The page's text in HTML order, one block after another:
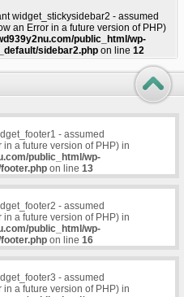
widget_stickysidebar2 - assumed
an Error in a future version of PHP)
public_html/wp-
sidebar2.phpon line 12
- assumed
a future version of PHP) in
public_html/wp-
on line 13
- assumed
a future version of PHP) in
public_html/wp-
on line 16
- assumed
a future version of PHP) in